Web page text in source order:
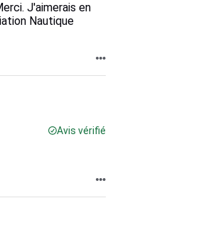
J'aimerais en
Nautique
Avis vérifié